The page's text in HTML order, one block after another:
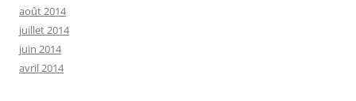
août 2014
juillet 2014
juin 2014
avril 2014